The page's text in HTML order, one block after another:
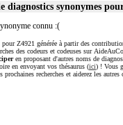
diagnostics synonymes
connu :(
Z4921 générée à partir des
des codeurs et codeuses sur
en proposant d'autres noms de
en envoyant vos thésaurus (ici) ! Vous
recherches et aiderez les autres